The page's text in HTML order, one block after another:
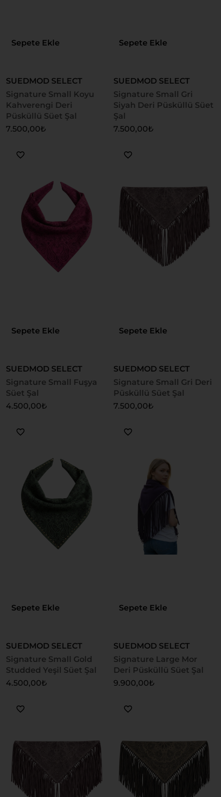
Sepete Ekle
SUEDMOD SELECT
Signature Small Koyu
Kahverengi Deri
Püsküllü Süet Şal
7.500,00₺
Sepete Ekle
SUEDMOD SELECT
Signature Small Gri
Siyah Deri Püsküllü Süet
Şal
7.500,00₺
Sepete Ekle
SUEDMOD SELECT
Signature Small Fuşya
Süet Şal
4.500,00₺
Sepete Ekle
SUEDMOD SELECT
Signature Small Gri Deri
Püsküllü Süet Şal
7.500,00₺
Sepete Ekle
SUEDMOD SELECT
Signature Small Gold
Studded Yeşil Süet Şal
4.500,00₺
Sepete Ekle
SUEDMOD SELECT
Signature Large Mor
Deri Püsküllü Süet Şal
9.900,00₺